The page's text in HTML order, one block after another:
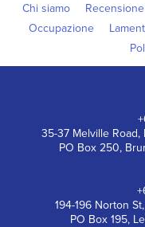
Chi siamo Recensione
Occupazione
35-37 Melville
PO Box 250,
194-196 Norton
PO Box 195,